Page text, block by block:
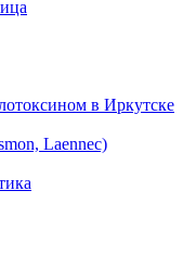
в Иркутске
Laennec)